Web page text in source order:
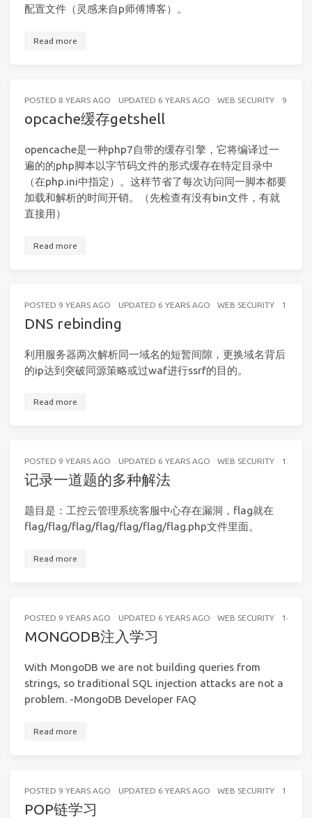
配置文件（灵感来自p师傅博客）。
Read more
POSTED 8 YEARS AGO UPDATED 6 YEARS AGO WEB SECURITY 9
opcache缓存getshell
opencache是一种php7自带的缓存引擎，它将编译过一
遍的的php脚本以字节码文件的形式缓存在特定目录中
（在php.ini中指定）。这样节省了每次访问同一脚本都要
加载和解析的时间开销。（先检查有没有bin文件，有就
直接用）
Read more
POSTED 9 YEARS AGO UPDATED 6 YEARS AGO WEB SECURITY 10
DNS rebinding
利用服务器两次解析同一域名的短暂间隙，更换域名背后
的ip达到突破同源策略或过waf进行ssrf的目的。
Read more
POSTED 9 YEARS AGO UPDATED 6 YEARS AGO WEB SECURITY 13
记录一道题的多种解法
题目是：工控云管理系统客服中心存在漏洞，flag就在
flag/flag/flag/flag/flag/flag/flag.php文件里面。
Read more
POSTED 9 YEARS AGO UPDATED 6 YEARS AGO WEB SECURITY 14
MONGODB注入学习
With MongoDB we are not building queries from
strings, so traditional SQL injection attacks are not a
problem. -MongoDB Developer FAQ
Read more
POSTED 9 YEARS AGO UPDATED 6 YEARS AGO WEB SECURITY 10
POP链学习